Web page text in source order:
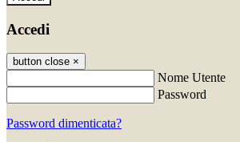
Accedi
button close ×
Nome Utente
Password
Password dimenticata?